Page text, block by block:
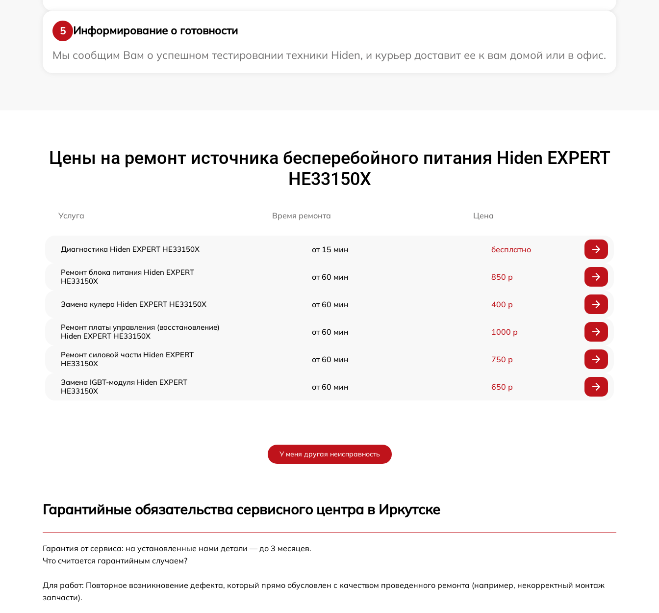
5
Информирование о готовности
Мы сообщим Вам о успешном тестировании техники Hiden, и курьер доставит ее к вам домой или в офис.
Цены на ремонт источника бесперебойного питания Hiden EXPERT
HE33150X
Услуга Время ремонта Цена
Диагностика Hiden EXPERT HE33150X от 15 мин бесплатно
Ремонт блока питания Hiden EXPERT
HE33150X
от 60 мин 850 р
Замена кулера Hiden EXPERT HE33150X от 60 мин 400 р
Ремонт платы управления (восстановление)
Hiden EXPERT HE33150X
от 60 мин 1000 р
Ремонт силовой части Hiden EXPERT
HE33150X
от 60 мин 750 р
Замена IGBT-модуля Hiden EXPERT
HE33150X
от 60 мин 650 р
У меня другая неисправность
Гарантийные обязательства сервисного центра в Иркутске
Гарантия от сервиса: на установленные нами детали — до 3 месяцев.
Что считается гарантийным случаем?
Для работ: Повторное возникновение дефекта, который прямо обусловлен с качеством проведенного ремонта (например, некорректный монтаж
запчасти).